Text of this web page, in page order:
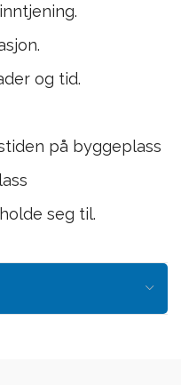
og tid.
på byggeplass
seg til.